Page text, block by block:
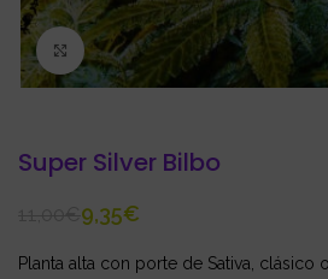
Click to enlarge
Super Silver Bilbo
9,35€
Planta alta con porte de Sativa, clásico